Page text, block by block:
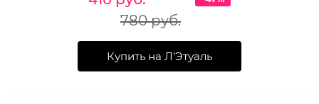
780 руб.
Купить на Л'Этуаль